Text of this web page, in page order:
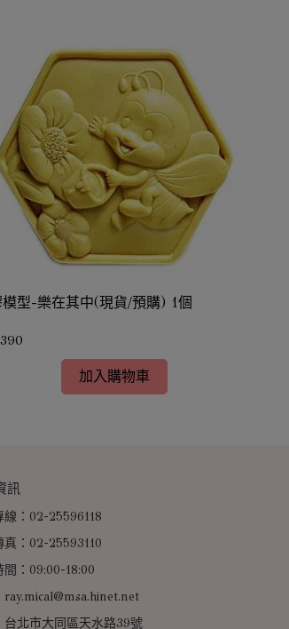
型-樂在其中(現貨/預購) 1個
加入購物車
訊
線：02-25596118
真：02-25593110
間：09:00-18:00
ray.mical@msa.hinet.net
台北市大同區天水路39號